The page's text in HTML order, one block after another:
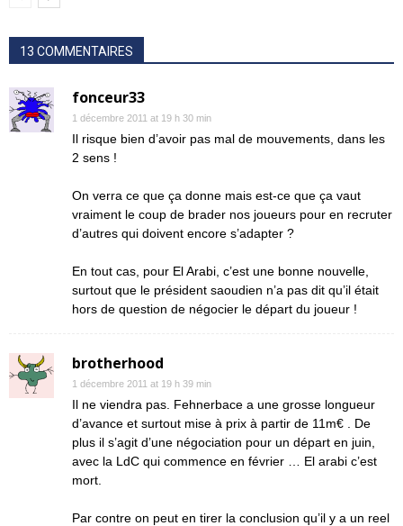
13 COMMENTAIRES
fonceur33
1 décembre 2011 at 19 h 30 min
Il risque bien d’avoir pas mal de mouvements, dans les
2 sens !
On verra ce que ça donne mais est-ce que ça vaut
vraiment le coup de brader nos joueurs pour en recruter
d’autres qui doivent encore s’adapter ?
En tout cas, pour El Arabi, c’est une bonne nouvelle,
surtout que le président saoudien n’a pas dit qu’il était
hors de question de négocier le départ du joueur !
brotherhood
1 décembre 2011 at 19 h 39 min
Il ne viendra pas. Fehnerbace a une grosse longueur
d’avance et surtout mise à prix à partir de 11m€ . De
plus il s’agit d’une négociation pour un départ en juin,
avec la LdC qui commence en février … El arabi c’est
mort.
Par contre on peut en tirer la conclusion qu’il y a un reel